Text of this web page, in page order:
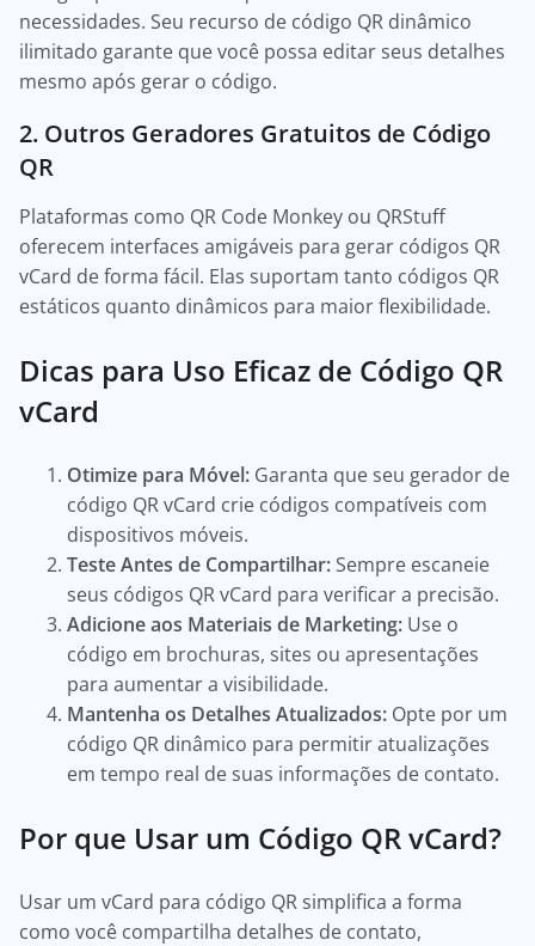
necessidades. Seu recurso de código QR dinâmico
ilimitado garante que você possa editar seus detalhes
mesmo após gerar o código.
2. Outros Geradores Gratuitos de Código
QR
Plataformas como QR Code Monkey ou QRStuff
oferecem interfaces amigáveis para gerar códigos QR
vCard de forma fácil. Elas suportam tanto códigos QR
estáticos quanto dinâmicos para maior flexibilidade.
Dicas para Uso Eficaz de Código QR
vCard
Otimize para Móvel: Garanta que seu gerador de
código QR vCard crie códigos compatíveis com
dispositivos móveis.
Teste Antes de Compartilhar: Sempre escaneie
seus códigos QR vCard para verificar a precisão.
Adicione aos Materiais de Marketing: Use o
código em brochuras, sites ou apresentações
para aumentar a visibilidade.
Mantenha os Detalhes Atualizados: Opte por um
código QR dinâmico para permitir atualizações
em tempo real de suas informações de contato.
Por que Usar um Código QR vCard?
Usar um vCard para código QR simplifica a forma
como você compartilha detalhes de contato,